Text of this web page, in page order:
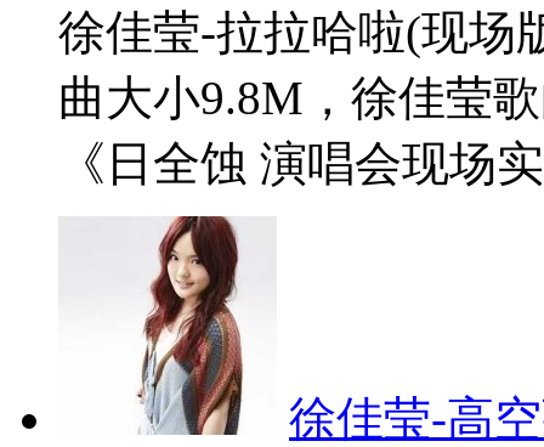
徐佳莹-拉拉哈啦(现场
曲大小9.8M，徐佳莹
《日全蚀 演唱会现场
徐佳莹-高